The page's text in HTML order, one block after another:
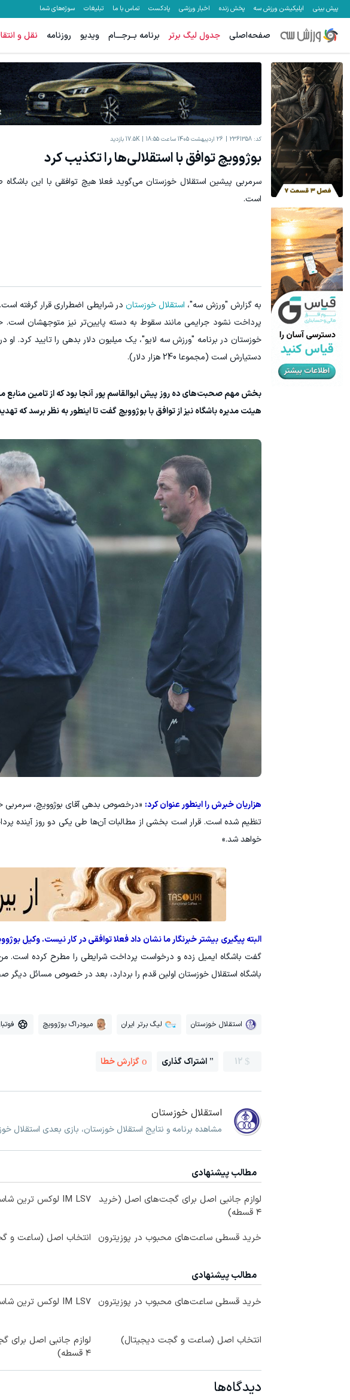
پیش بینی اپلیکیشن ورزش سه پخش زنده اخبار ورزشی پادکست تماس با ما تبلیغات سوژه‌های شما
صفحه‌اصلی جدول لیگ برتر برنامه بــرجـــام ویدیو روزنامه نقل و
کد: 2361358 26 اردیبهشت 1405 ساعت 18:55 17.5K بازدید
بوژوویچ توافق با استقلالی‌ها را تکذیب کرد
سرمربی پیشین استقلال خوزستان می‌گوید فعلا هیچ توافقی با این باشگاه
است.
به گزارش "ورزش سه"، استقلال خوزستان در شرایطی اضطراری قرار گرفته
پرداخت نشود جرایمی مانند سقوط به دسته پایین‌تر نیز متوجهشان است.
خوزستان در برنامه "ورزش سه لایو"، یک میلیون دلار بدهی را تایید کرد.
دستیارش است (مجموعا 240 هزار دلار).
هیئت مدیره باشگاه نیز از توافق با بوژوویچ گفت تا اینطور به نظر برسد که
هزاریان خبرش را اینطور عنوان کرد: «درخصوص بدهی آقای بوژوویچ، سرمربی
تنظیم شده است. قرار است بخشی از مطالبات آن‌ها طی یکی دو روز آینده
خواهد شد.»
البته پیگیری بیشتر خبرنگار ما نشان داد فعلا توافقی در کار نیست. وکیل
گفت باشگاه ایمیل زده و درخواست پرداخت شرایطی را مطرح کرده است.
باشگاه استقلال خوزستان اولین قدم را بردارد، بعد در خصوص مسائل
استقلال خوزستان لیگ برتر ایران میودراگ بوژوویچ
12 اشتراک گذاری گزارش خطا
استقلال خوزستان
مشاهده برنامه و نتایج استقلال خوزستان، بازی بعدی استقلال
مطالب پیشنهادی
لوازم جانبی اصل برای گجت‌های اصل (خرید
۴ قسطه)
IM LS7 لوکس ترین شاسی بلند برقی ایران
خرید قسطی ساعت‌های محبوب در پوزیترون انتخاب اصل (ساعت و
مطالب پیشنهادی
خرید قسطی ساعت‌های محبوب در پوزیترون IM LS7 لوکس ترین شاسی بلند برقی ایران
انتخاب اصل (ساعت و گجت دیجیتال)
لوازم جانبی اصل
۴ قسطه)
دیدگاه‌ها